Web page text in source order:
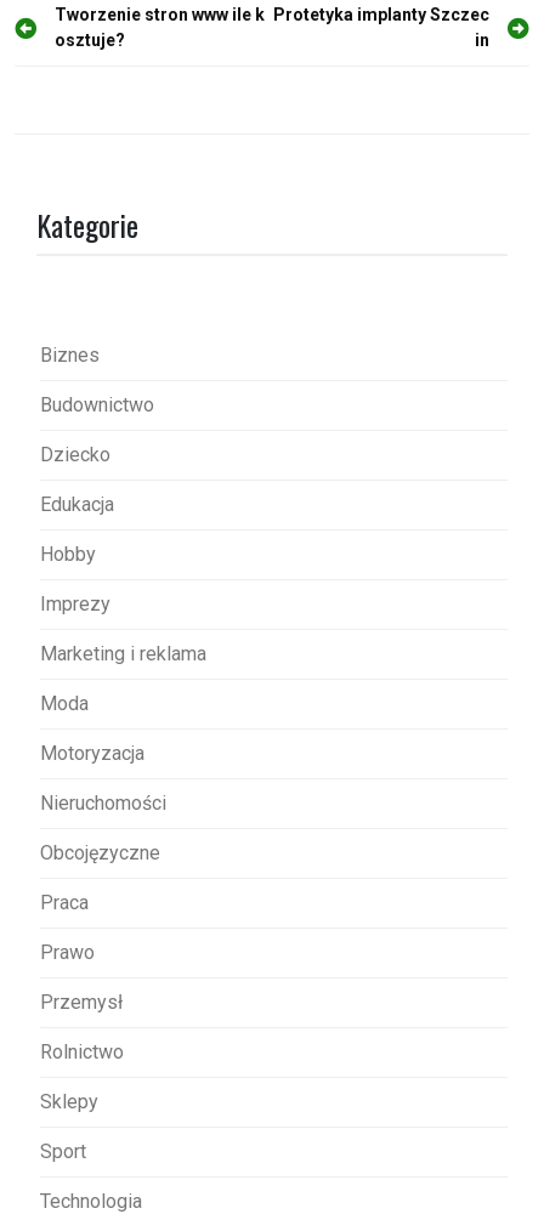
N
Tworzenie stron www ile k
osztuje?
Protetyka implanty Szczec
in
Kategorie
Biznes
Budownictwo
Dziecko
Edukacja
Hobby
Imprezy
Marketing i reklama
Moda
Motoryzacja
Nieruchomości
Obcojęzyczne
Praca
Prawo
Przemysł
Rolnictwo
Sklepy
Sport
Technologia